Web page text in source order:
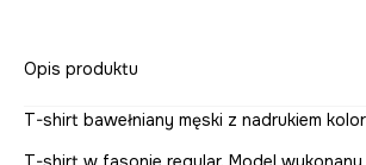
Opis produktu
T-shirt bawełniany męski z nadrukiem